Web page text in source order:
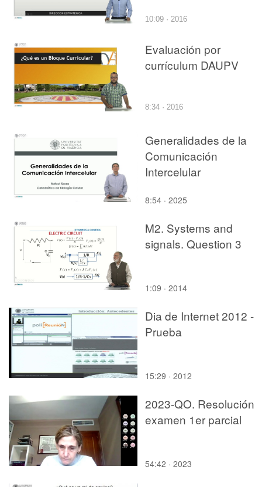
10:09 · 2016
Evaluación por
currículum DAUPV
8:34 · 2016
Generalidades de la
Comunicación
Intercelular
8:54 · 2025
M2. Systems and
signals. Question 3
1:09 · 2014
Dia de Internet 2012 -
Prueba
15:29 · 2012
2023-QO. Resolución
examen 1er parcial
54:42 · 2023